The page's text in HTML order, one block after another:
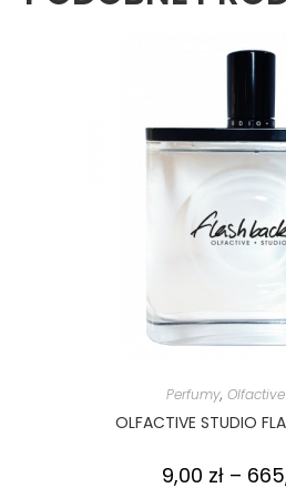
Perfumy,
OLFACTIVE STUDIO
9,00 zł –